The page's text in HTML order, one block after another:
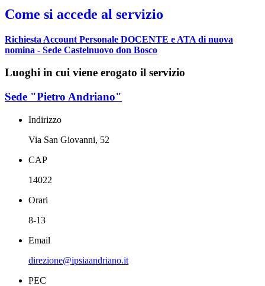
Come si accede al servizio
Richiesta Account Personale DOCENTE e ATA di nuova
nomina - Sede Castelnuovo don Bosco
Luoghi in cui viene erogato il servizio
Sede "Pietro Andriano"
Indirizzo
Via San Giovanni, 52
CAP
14022
Orari
8-13
Email
direzione@ipsiaandriano.it
PEC